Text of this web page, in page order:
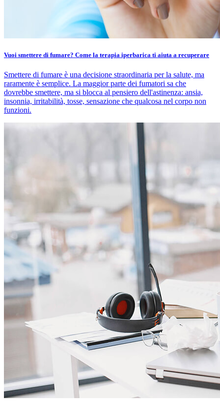
Vuoi smettere di fumare? Come la terapia iperbarica ti aiuta a recuperare
Smettere di fumare è una decisione straordinaria per la salute, ma
raramente è semplice. La maggior parte dei fumatori sa che
dovrebbe smettere, ma si blocca al pensiero dell'astinenza: ansia,
insonnia, irritabilità, tosse, sensazione che qualcosa nel corpo non
funzioni.